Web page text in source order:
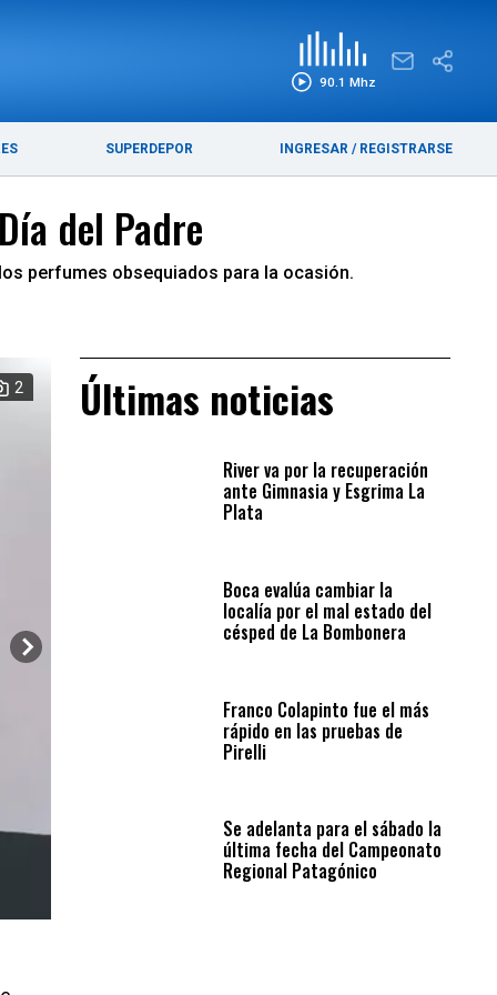
90.1 Mhz
SUPERDEPOR INGRESAR / REGISTRARSE
del Padre
perfumes obsequiados para la ocasión.
2 Últimas noticias
River va por la recuperación
ante Gimnasia y Esgrima La
Plata
Boca evalúa cambiar la
localía por el mal estado del
césped de La Bombonera
Franco Colapinto fue el más
rápido en las pruebas de
Pirelli
Se adelanta para el sábado la
última fecha del Campeonato
Regional Patagónico